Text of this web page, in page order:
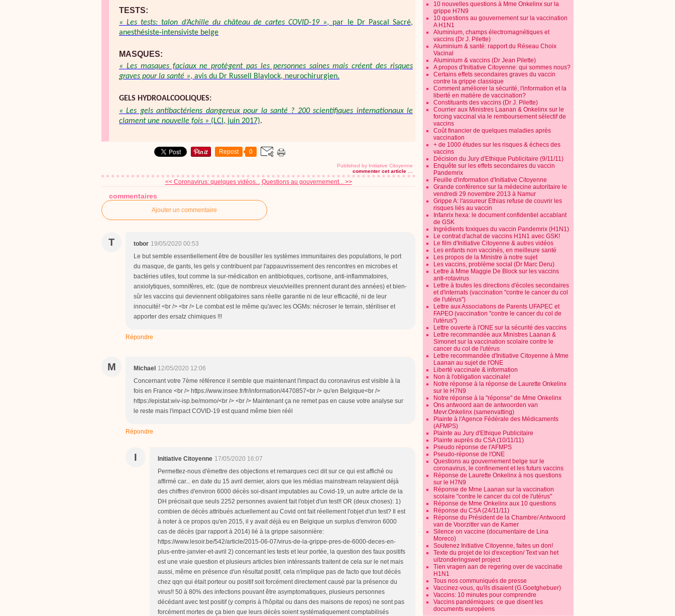
TESTS:
« Les tests: talon d’Achille du château de cartes COVID-19 », par le Dr Pascal Sacré,
anesthésiste-intensiviste belge
MASQUES:
« Les masques faciaux ne protègent pas les personnes saines mais créent des risques
graves pour la santé », avis du Dr Russell Blaylock, neurochirurgien.
GELS HYDROALCOOLIQUES:
« Les gels antibactériens dangereux pour la santé ? 200 scientifiques internationaux le
clament une nouvelle fois » (LCI, juin 2017).
Repost 0
Published by Initiative Citoyenne
commenter cet article
<< Coronavirus: quelques vidéos... Questions au gouvernement... >>
commentaires
Ajouter un commentaire
T tobor 19/05/2020 00:53
Le but semble essentiellement être de bousiller les systèmes immunitaires des populations, le port
du masque, de gants, les gels y contribuent par l'appauvrissement des rencontres en microbes et
bactéries utiles, tout comme la sur-médication en antibiotiques, cortisone, anti-inflammatoires,
anxiolytiques, somnifères, etc. (que de nombreux vieux/vieilles prennent durant des années) et bien-
sûr les vaccins qui deviennent obligatoires sans réelle garantie ni de leur efficacité, ni de leur
innocuité! <br /> <br /> Le combat est le même qu'avec les OGMs: nécroser le terrain, stériliser et
apporter des ersatz chimiques !!!
Répondre
M Michael 12/05/2020 12:06
Concernant votre 7ème référence il semble que maintenant l'impact du coronavirus est visible à la
fois en France <br /> https://www.insee.fr/fr/information/4470857<br /> qu'en Belgique<br />
https://epistat.wiv-isp.be/momo/<br /> <br /> Maintenant ça ne remet pas en cause votre analyse sur
le reste mais l'impact COVID-19 est quand même bien réél
Répondre
I Initiative Citoyenne 17/05/2020 16:07
Permettez-nous d'émettre des objections et remarques ceci dit sur ce qui est affiché ou
affirmé car... en date du 15 avril dernier, alors que les médias mainstream relayaient déjà
des chiffres d'environ 6000 décès soi-disant imputables au Covid-19, un autre article de la
DH précisait que seuls 2252 personnes avaient fait l'objet d'un test!! OR (deux choses): 1)
combien de décès attribués actuellement au Covid ont fait réellement l'objet d'un test? Il est
à noter à ce propos qu'en 2015, il y avait déjà eu en Belgique un surplus d'environ 6000
cas de décès (par rapport à 2014) lié à la grippe saisonnière:
https://www.lesoir.be/542/article/2015-06-07/virus-de-la-grippe-pres-de-6000-deces-en-
plus-entre-janvier-et-avril 2) concernant les tests et leur portée, la question des faux positifs
est une vraie question et plusieurs articles bien intéressants traitent de cela sur le net mais
aussi, même en présence d'un résultat positif, cela n'implique pas de facto que tout décès
chez qqn qui était porteur ou positif soit forcément directement causé par la présence du
virus!! 50 à 80% des infections pouvant être asymptomatiques, plusieurs personnes
décédant avec test positif (y compris à l'hôpital ou dans des maisons de repos) ne sont pas
forcément mortes de ça bien que leurs décès soient systématiquement comptabilisés
10 nouvelles questions à Mme Onkelinx sur la
grippe H7N9
10 questions au gouvernement sur la vaccination
A H1N1
Aluminium, champs électromagnétiques et
vaccins (Dr J. Pilette)
Aluminium & santé: rapport du Réseau Choix
Vacinal
Aluminium & vaccins (Dr Jean Pilette)
A propos d'Initiative Citoyenne: qui sommes nous?
Certains effets secondaires graves du vaccin
contre la grippe classique
Comment améliorer la sécurité, l'information et la
liberté en matière de vaccination?
Constituants des vaccins (Dr J. Pilette)
Courrier aux Ministres Laanan & Onkelinx sur le
forcing vaccinal via le remboursement sélectif de
vaccins
Coût financier de quelques maladies après
vaccination
+ de 1000 études sur les risques & échecs des
vaccins
Décision du Jury d'Ethique Publicitaire (9/11/11)
Enquête sur les effets secondaires du vaccin
Pandemrix
Feuille d'information d'Initiative Citoyenne
Grande conférence sur la médecine autoritaire le
vendredi 29 novembre 2013 à Namur
Grippe A: l'assureur Ethias refuse de couvrir les
risques liés au vaccin
Infanrix hexa: le document confidentiel accablant
de GSK
Ingrédients toxiques du vaccin Pandemrix (H1N1)
Le contrat d'achat de vaccins H1N1 avec GSK!
Le film d'Initiative Citoyenne & autres vidéos
Les enfants non vaccinés, en meilleure santé
Les propos de la Ministre à notre sujet
Les vaccins, problème social (Dr Marc Deru)
Lettre à Mme Maggie De Block sur les vaccins
anti-rotavirus
Lettre à toutes les directions d'écoles secondaires
et d'internats (vaccination "contre le cancer du col
de l'utérus")
Lettre aux Associations de Parents UFAPEC et
FAPEO (vaccination "contre le cancer du col de
l'utérus")
Lettre ouverte à l'ONE sur la sécurité des vaccins
Lettre recommandée aux Ministres Laanan &
Simonet sur la vaccination scolaire contre le
cancer du col de l'utérus
Lettre recommandée d'Initiative Citoyenne à Mme
Laanan au sujet de l'ONE
Liberté vaccinale & information
Non à l'obligation vaccinale!
Notre réponse à la réponse de Laurette Onkelinx
sur le H7N9
Notre réponse à la "réponse" de Mme Onkelinx
Ons antwoord aan de antwoorden van
Mevr.Onkelinx (samenvatting)
Plainte à l'Agence Fédérale des Médicaments
(AFMPS)
Plainte au Jury d'Ethique Publicitaire
Plainte auprès du CSA (10/11/11)
Pseudo réponse de l'AFMPS
Pseudo-réponse de l'ONE
Questions au gouvernement belge sur le
coronavirus, le confinement et les futurs vaccins
Réponse de Laurette Onkelinx à nos questions
sur le H7N9
Réponse de Mme Laanan sur la vaccination
scolaire "contre le cancer du col de l'utérus"
Réponse de Mme Onkelinx aux 10 questions
Réponse du CSA (24/11/11)
Réponse du Président de la Chambre/ Antwoord
van de Voorzitter van de Kamer
Silence on vaccine (documentaire de Lina
Moreco)
Soutenez Initiative Citoyenne, faites un don!
Texte du projet de loi d'exception/ Text van het
uitzonderingswet project
Tien vragen aan de regering over de vaccinatie
H1N1
Tous nos communiqués de presse
Vaccinez-vous, qu'ils disaient (G.Goetghebuer)
Vaccins: 10 minutes pour comprendre
Vaccins pandémiques: ce que disent les
documents européens